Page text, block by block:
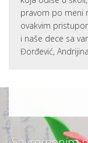
pravom po meni
ovakvim
i naše dece sa
Đorđević,